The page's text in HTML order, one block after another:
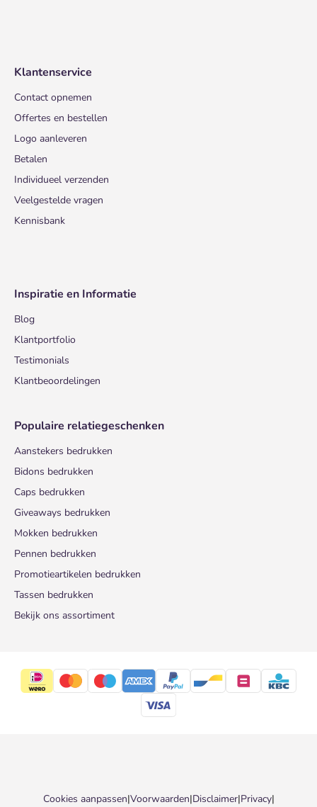
Klantenservice
Contact opnemen
Offertes en bestellen
Logo aanleveren
Betalen
Individueel verzenden
Veelgestelde vragen
Kennisbank
Inspiratie en Informatie
Blog
Klantportfolio
Testimonials
Klantbeoordelingen
Populaire relatiegeschenken
Aanstekers bedrukken
Bidons bedrukken
Caps bedrukken
Giveaways bedrukken
Mokken bedrukken
Pennen bedrukken
Promotieartikelen bedrukken
Tassen bedrukken
Bekijk ons assortiment
Cookies aanpassen|Voorwaarden|Disclaimer|Privacy|